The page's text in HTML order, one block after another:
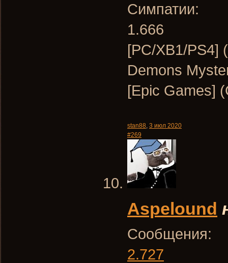
Симпатии:
1.666
[PC/XB1/PS4]
Demons
[Epic Games]
stan88, 3 июл 2020
#269
Aspelound
Сообщения:
2.727